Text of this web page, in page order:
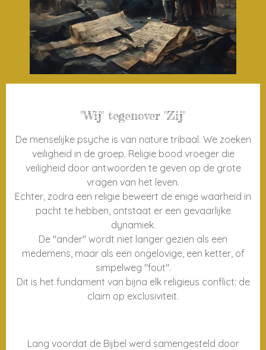
"Wij" tegenover "Zij"
De menselijke psyche is van nature tribaal. We zoeken
veiligheid in de groep. Religie bood vroeger die
veiligheid door antwoorden te geven op de grote
vragen van het leven.
Echter, zodra een religie beweert de enige waarheid in
pacht te hebben, ontstaat er een gevaarlijke
dynamiek.
De "ander" wordt niet langer gezien als een
medemens, maar als een ongelovige, een ketter, of
simpelweg "fout".
Dit is het fundament van bijna elk religieus conflict: de
claim op exclusiviteit.
Lang voordat de Bijbel werd samengesteld door